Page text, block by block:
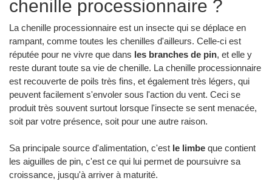
chenille processionnaire ?
La chenille processionnaire est un insecte qui se déplace en
rampant, comme toutes les chenilles d'ailleurs. Celle-ci est
réputée pour ne vivre que dans les branches de pin, et elle y
reste durant toute sa vie de chenille. La chenille processionnaire
est recouverte de poils très fins, et également très légers, qui
peuvent facilement s'envoler sous l'action du vent. Ceci se
produit très souvent surtout lorsque l'insecte se sent menacée,
soit par votre présence, soit pour une autre raison.
Sa principale source d'alimentation, c'est le limbe que contient
les aiguilles de pin, c'est ce qui lui permet de poursuivre sa
croissance, jusqu'à arriver à maturité.